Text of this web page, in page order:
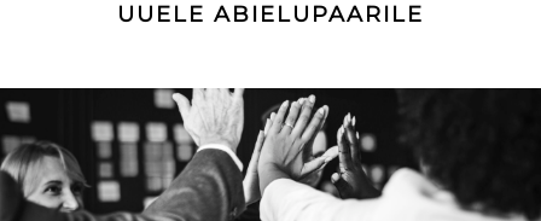
UUELE ABIELUPAARILE